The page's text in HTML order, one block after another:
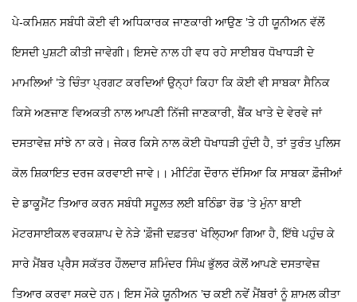
ਪੇ-ਕਮਿਸ਼ਨ ਸਬੰਧੀ ਕੋਈ ਵੀ ਅਧਿਕਾਰਕ ਜਾਣਕਾਰੀ ਆਉਣ ’ਤੇ ਹੀ ਯੂਨੀਅਨ ਵੱਲੋਂ
ਇਸਦੀ ਪੁਸ਼ਟੀ ਕੀਤੀ ਜਾਵੇਗੀ। ਇਸਦੇ ਨਾਲ ਹੀ ਵਧ ਰਹੇ ਸਾਈਬਰ ਧੋਖਾਧੜੀ ਦੇ
ਮਾਮਲਿਆਂ ’ਤੇ ਚਿੰਤਾ ਪ੍ਰਗਟ ਕਰਦਿਆਂ ਉਨ੍ਹਾਂ ਕਿਹਾ ਕਿ ਕੋਈ ਵੀ ਸਾਬਕਾ ਸੈਨਿਕ
ਕਿਸੇ ਅਣਜਾਣ ਵਿਅਕਤੀ ਨਾਲ ਆਪਣੀ ਨਿੱਜੀ ਜਾਣਕਾਰੀ, ਬੈਂਕ ਖਾਤੇ ਦੇ ਵੇਰਵੇ ਜਾਂ
ਦਸਤਾਵੇਜ਼ ਸਾਂਝੇ ਨਾ ਕਰੇ। ਜੇਕਰ ਕਿਸੇ ਨਾਲ ਕੋਈ ਧੋਖਾਧੜੀ ਹੁੰਦੀ ਹੈ, ਤਾਂ ਤੁਰੰਤ ਪੁਲਿਸ
ਕੋਲ ਸ਼ਿਕਾਇਤ ਦਰਜ ਕਰਵਾਈ ਜਾਵੇ।। ਮੀਟਿੰਗ ਦੌਰਾਨ ਦੱਸਿਆ ਕਿ ਸਾਬਕਾ ਫ਼ੌਜੀਆਂ
ਦੇ ਡਾਕੂਮੈਂਟ ਤਿਆਰ ਕਰਨ ਸਬੰਧੀ ਸਹੂਲਤ ਲਈ ਬਠਿੰਡਾ ਰੋਡ ’ਤੇ ਮੁੰਨਾ ਬਾਈ
ਮੋਟਰਸਾਈਕਲ ਵਰਕਸ਼ਾਪ ਦੇ ਨੇੜੇ 'ਫ਼ੌਜੀ ਦਫ਼ਤਰ' ਖੋਲ੍ਹਿਆ ਗਿਆ ਹੈ, ਇੱਥੇ ਪਹੁੰਚ ਕੇ
ਸਾਰੇ ਮੈਂਬਰ ਪ੍ਰੈਸ ਸਕੱਤਰ ਹੌਲਦਾਰ ਸ਼ਮਿੰਦਰ ਸਿੰਘ ਭੁੱਲਰ ਕੋਲੋਂ ਆਪਣੇ ਦਸਤਾਵੇਜ਼
ਤਿਆਰ ਕਰਵਾ ਸਕਦੇ ਹਨ। ਇਸ ਮੌਕੇ ਯੂਨੀਅਨ ’ਚ ਕਈ ਨਵੇਂ ਮੈਂਬਰਾਂ ਨੂੰ ਸ਼ਾਮਲ ਕੀਤਾ